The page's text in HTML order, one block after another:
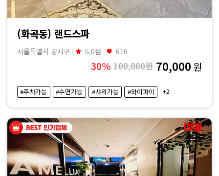
(화곡동) 랜드스파
서울특별시 강서구 5.0점 616
30% 100,000원 70,000 원
#주차가능 #수면가능 #샤워가능 #와이파이 +2